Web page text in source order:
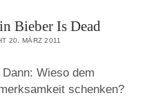
Bieber Is Dead
20. MÄRZ 2011
Wieso dem
schenken?